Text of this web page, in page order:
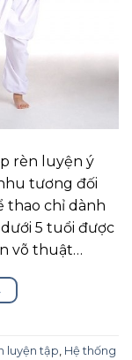
rèn luyện ý
tương đối
thao chỉ dành
5 tuổi được
võ thuật…
luyện tập Hệ thống